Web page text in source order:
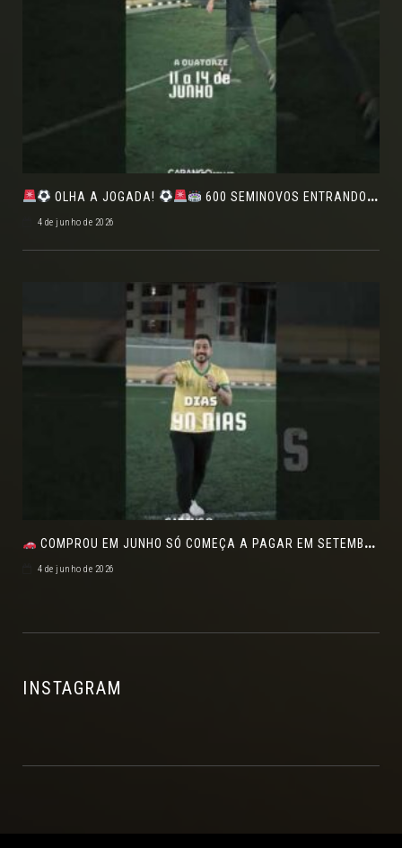
OLHA A JOGADA! 600 SEMINOVOS ENTRANDO EM CAMPO NO FEIRÃO DE VERDADE!
4 de junho de 2026
COMPROU EM JUNHO SÓ COMEÇA A PAGAR EM SETEMBRO!NO FEIRÃO DE VERDADE EM ARACJU
4 de junho de 2026
INSTAGRAM